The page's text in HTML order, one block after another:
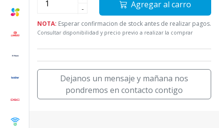
-
Agregar al carro
NOTA: Esperar confirmacion de stock antes de realizar pagos.
Consultar disponibilidad y precio previo a realizar la comprar
Dejanos un mensaje y mañana nos
pondremos en contacto contigo